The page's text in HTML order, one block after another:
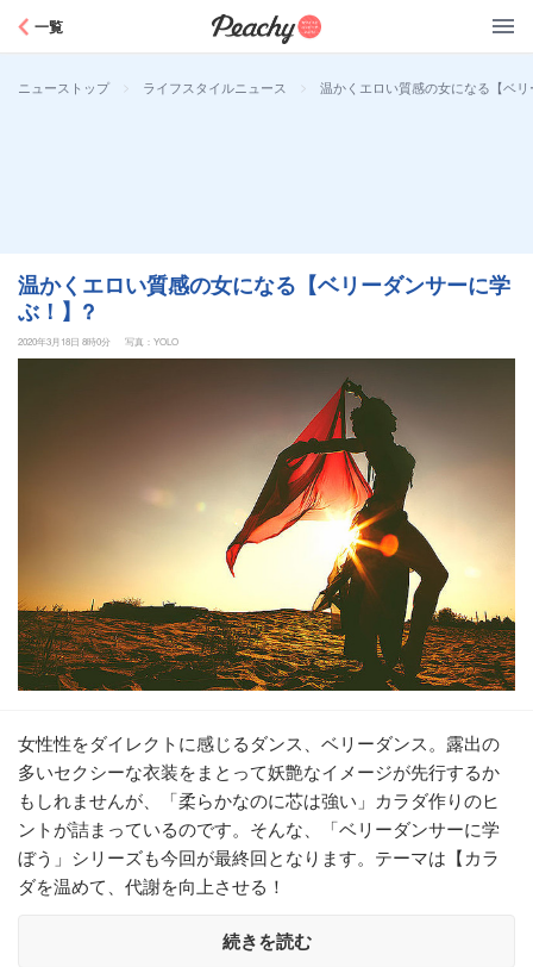
一覧
ニューストップ > ライフスタイルニュース > 温かくエロい質感の女になる【ベ
温かくエロい質感の女になる【ベリーダンサーに学
ぶ！】?
2020年3月18日 8時0分 写真：YOLO
女性性をダイレクトに感じるダンス、ベリーダンス。露出の
多いセクシーな衣装をまとって妖艶なイメージが先行するか
もしれませんが、「柔らかなのに芯は強い」カラダ作りのヒ
ントが詰まっているのです。そんな、「ベリーダンサーに学
ぼう」シリーズも今回が最終回となります。テーマは【カラ
ダを温めて、代謝を向上させる！
続きを読む